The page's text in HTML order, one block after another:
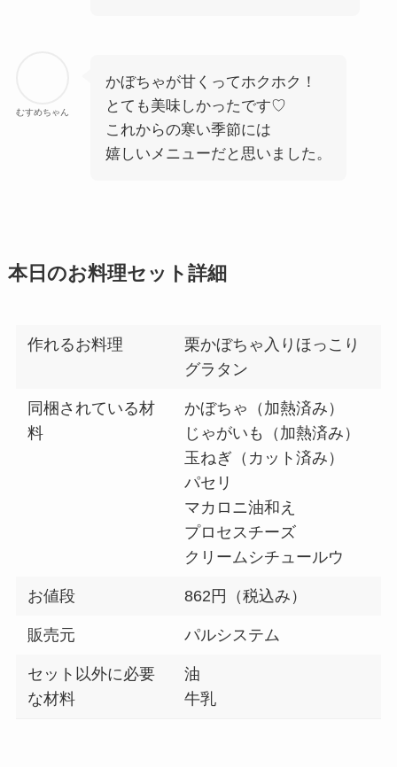
むすめちゃん
かぼちゃが甘くってホクホク！
とても美味しかったです♡
これからの寒い季節には
嬉しいメニューだと思いました。
本日のお料理セット詳細
作れるお料理
栗かぼちゃ入りほっこり
グラタン
同梱されている材
料
かぼちゃ（加熱済み）
じゃがいも（加熱済み）
玉ねぎ（カット済み）
パセリ
マカロニ油和え
プロセスチーズ
クリームシチュールウ
お値段 862円（税込み）
販売元 パルシステム
セット以外に必要
な材料
油
牛乳